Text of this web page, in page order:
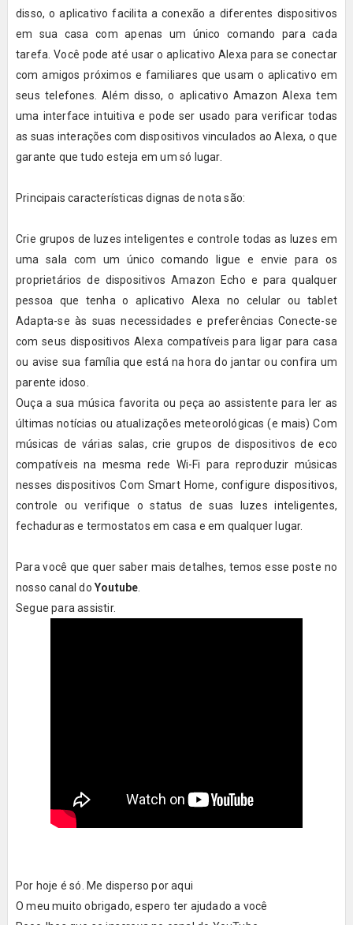
disso, o aplicativo facilita a conexão a diferentes dispositivos
em sua casa com apenas um único comando para cada
tarefa. Você pode até usar o aplicativo Alexa para se conectar
com amigos próximos e familiares que usam o aplicativo em
seus telefones. Além disso, o aplicativo Amazon Alexa tem
uma interface intuitiva e pode ser usado para verificar todas
as suas interações com dispositivos vinculados ao Alexa, o que
garante que tudo esteja em um só lugar.
Principais características dignas de nota são:
Crie grupos de luzes inteligentes e controle todas as luzes em
uma sala com um único comando ligue e envie para os
proprietários de dispositivos Amazon Echo e para qualquer
pessoa que tenha o aplicativo Alexa no celular ou tablet
Adapta-se às suas necessidades e preferências Conecte-se
com seus dispositivos Alexa compatíveis para ligar para casa
ou avise sua família que está na hora do jantar ou confira um
parente idoso.
Ouça a sua música favorita ou peça ao assistente para ler as
últimas notícias ou atualizações meteorológicas (e mais) Com
músicas de várias salas, crie grupos de dispositivos de eco
compatíveis na mesma rede Wi-Fi para reproduzir músicas
nesses dispositivos Com Smart Home, configure dispositivos,
controle ou verifique o status de suas luzes inteligentes,
fechaduras e termostatos em casa e em qualquer lugar.
Para você que quer saber mais detalhes, temos esse poste no
nosso canal do Youtube
Segue para assistir.
Por hoje é só. Me disperso por aqui
O meu muito obrigado, espero ter ajudado a você